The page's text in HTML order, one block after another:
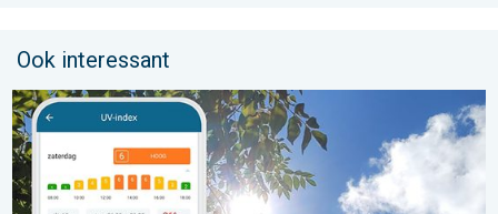
Ook interessant
Zonkracht blijft hoog. Ondanks aangename lucht. . . zaterdag